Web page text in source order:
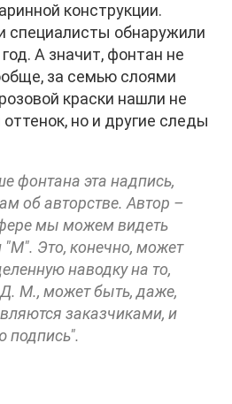
конструкции.
специалисты обнаружили
А значит, фонтан не
за семью слоями
краски нашли не
но и другие следы
фонтана эта надпись,
об авторстве. Автор –
мы можем видеть
Это, конечно, может
наводку на то,
М., может быть, даже,
заказчиками, и
подпись".